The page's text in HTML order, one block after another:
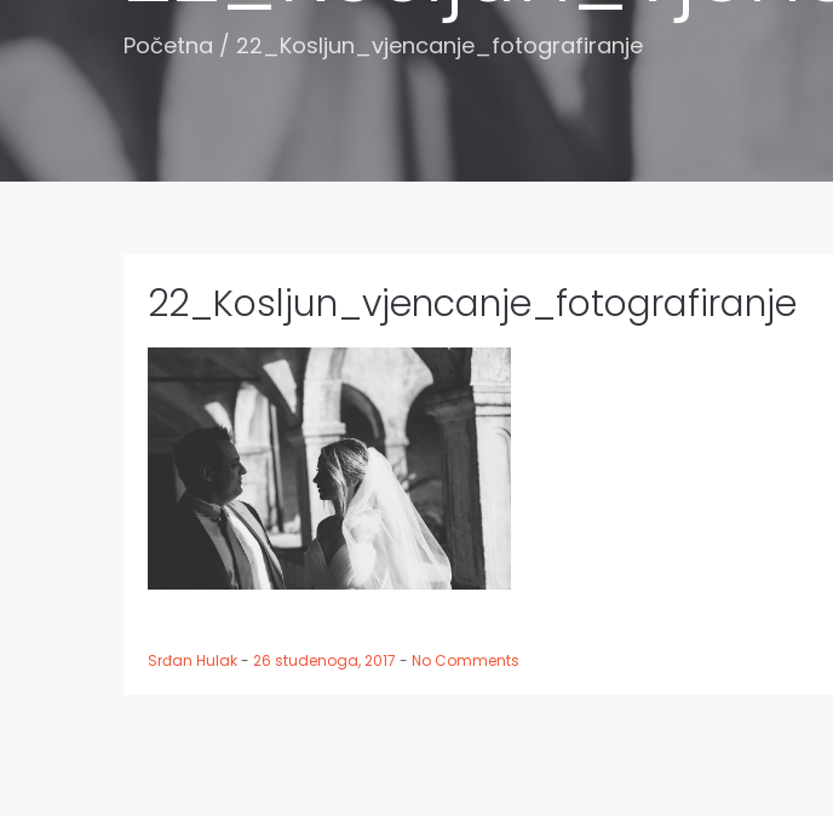
Početna / 22_Kosljun_vjencanje_fotografiranje
22_Kosljun_vjencanje_fotografiranje
Srđan Hulak- 26 studenoga, 2017 - No Comments